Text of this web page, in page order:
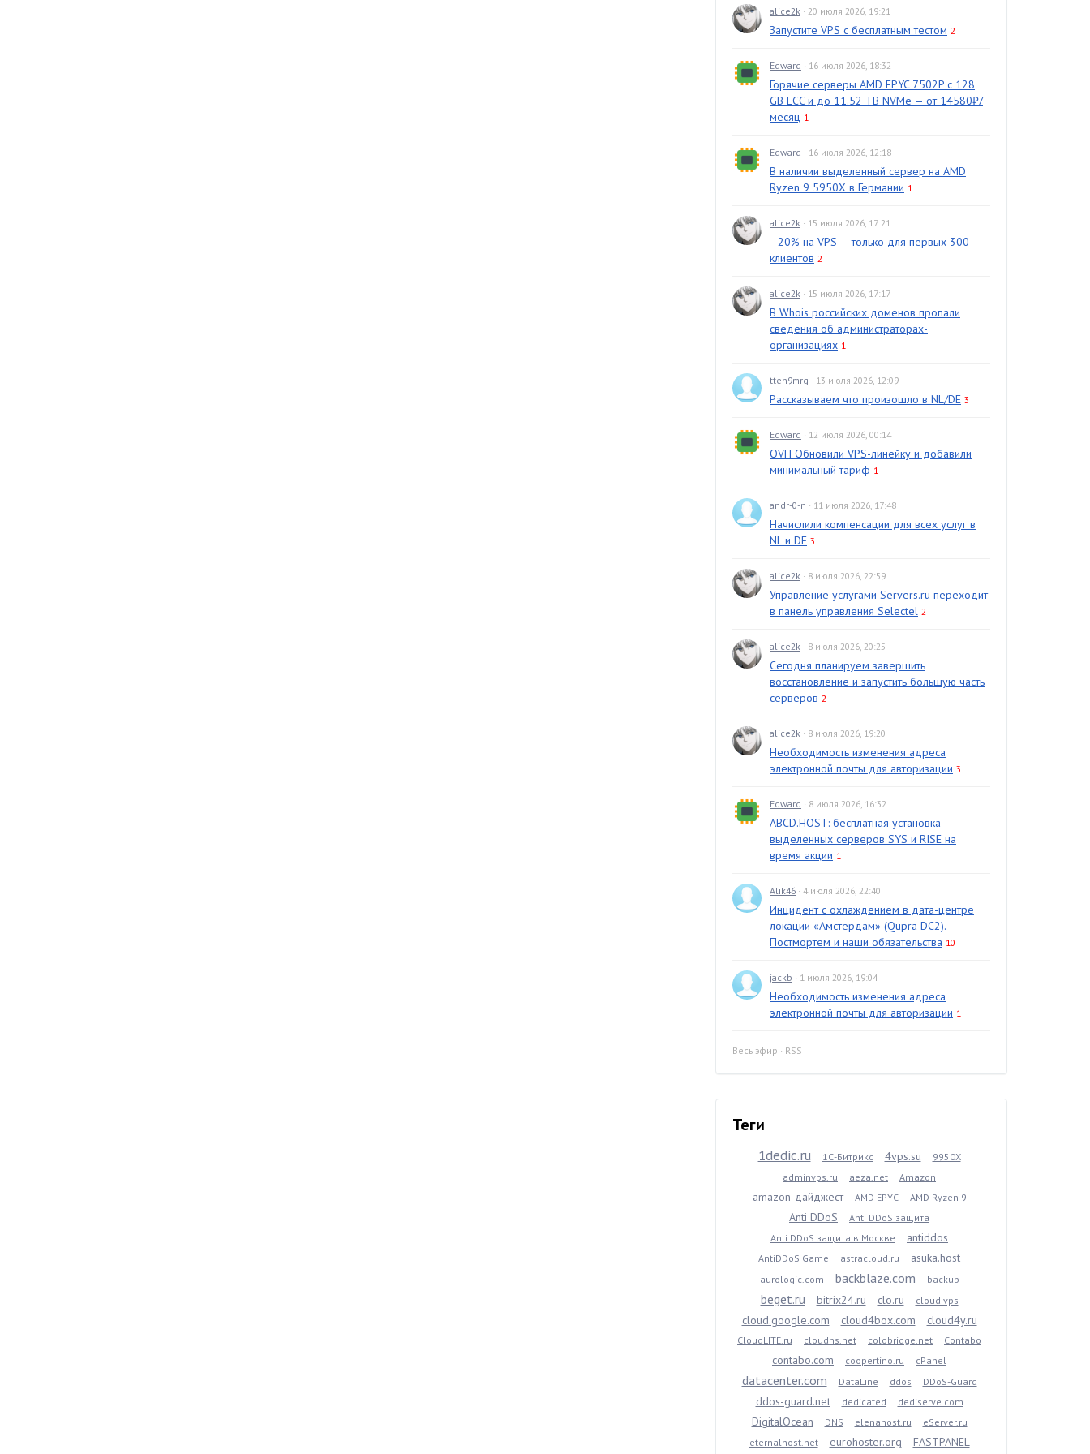
alice2k · 20 июля 2026, 19:21
Запустите VPS с бесплатным тестом 2
Edward · 16 июля 2026, 18:32
Горячие серверы AMD EPYC 7502P с 128
GB ECC и до 11.52 TB NVMe — от 14580₽/
месяц 1
Edward · 16 июля 2026, 12:18
В наличии выделенный сервер на AMD
Ryzen 9 5950X в Германии 1
alice2k · 15 июля 2026, 17:21
–20% на VPS — только для первых 300
клиентов 2
alice2k · 15 июля 2026, 17:17
В Whois российских доменов пропали
сведения об администраторах-
организациях 1
tten9mrg · 13 июля 2026, 12:09
Рассказываем что произошло в NL/DE 3
Edward · 12 июля 2026, 00:14
OVH Обновили VPS-линейку и добавили
минимальный тариф 1
andr-0-n · 11 июля 2026, 17:48
Начислили компенсации для всех услуг в
NL и DE 3
alice2k · 8 июля 2026, 22:59
Управление услугами Servers.ru переходит
в панель управления Selectel 2
alice2k · 8 июля 2026, 20:25
Сегодня планируем завершить
восстановление и запустить большую часть
серверов 2
alice2k · 8 июля 2026, 19:20
Необходимость изменения адреса
электронной почты для авторизации 3
Edward · 8 июля 2026, 16:32
ABCD.HOST: бесплатная установка
выделенных серверов SYS и RISE на
время акции 1
Alik46 · 4 июля 2026, 22:40
Инцидент с охлаждением в дата-центре
локации «Амстердам» (Qupra DC2).
Постмортем и наши обязательства 10
jackb · 1 июля 2026, 19:04
Необходимость изменения адреса
электронной почты для авторизации 1
Весь эфир · RSS
Теги
1dedic.ru 1С-Битрикс 4vps.su
9950X
adminvps.ru
aeza.net Amazon
amazon-дайджест AMD EPYC AMD Ryzen 9
Anti DDoS
Anti DDoS защита
Anti DDoS защита в Москве
antiddos
AntiDDoS Game astracloud.ru asuka.host
aurologic.com backblaze.com backup
beget.ru bitrix24.ru clo.ru cloud vps
cloud.google.com cloud4box.com cloud4y.ru
CloudLITE.ru cloudns.net colobridge.net Contabo
contabo.com coopertino.ru cPanel
datacenter.com DataLine ddos DDoS-Guard
ddos-guard.net dedicated dediserve.com
DigitalOcean DNS elenahost.ru
eServer.ru
eternalhost.net
eurohoster.org FASTPANEL